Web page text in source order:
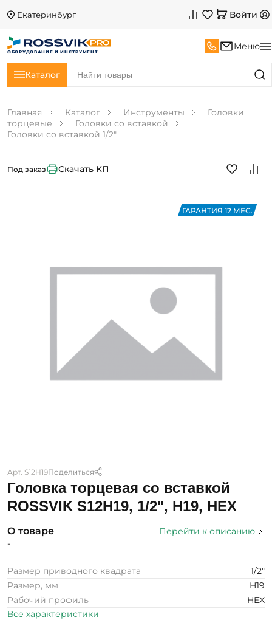
Екатеринбург Войти
ОБОРУДОВАНИЕ И ИНСТРУМЕНТ
Меню
Каталог
Главная Каталог Инструменты
Головки
торцевые
Головки со вставкой
Головки со вставкой 1/2"
ГАРАНТИЯ 12 МЕС.
Арт. S12H19Поделиться
Головка торцевая со вставкой
ROSSVIK S12H19, 1/2", H19, HEX
Под заказ Скачать КП
О товаре
Перейти к описанию
-
Размер приводного квадрата
1/2"
Размер, мм
H19
Рабочий профиль
HEX
Все характеристики